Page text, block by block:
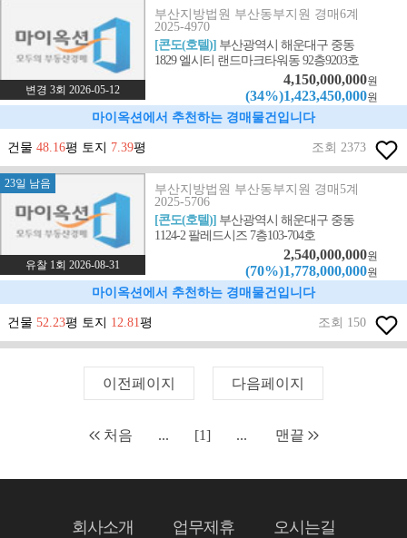
변경 3회 2026-05-12
부산지방법원 부산동부지원 경매6계
2025-4970
[콘도(호텔)] 부산광역시 해운대구 중동
1829 엘시티 랜드마크타워동 92층9203호
4,150,000,000원
(34%)1,423,450,000원
마이옥션에서 추천하는 경매물건입니다
건물 48.16평 토지 7.39평 조회 2373
23일 남음
유찰 1회 2026-08-31
부산지방법원 부산동부지원 경매5계
2025-5706
[콘도(호텔)] 부산광역시 해운대구 중동
1124-2 팔레드시즈 7층103-704호
2,540,000,000원
(70%)1,778,000,000원
마이옥션에서 추천하는 경매물건입니다
건물 52.23평 토지 12.81평 조회 150
이전페이지 다음페이지
처음 ... [1] ... 맨끝
회사소개 업무제휴 오시는길